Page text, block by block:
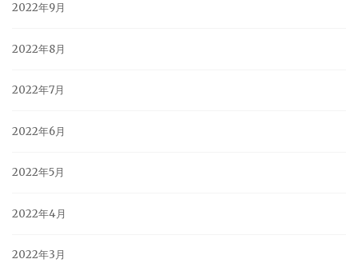
2022年9月
2022年8月
2022年7月
2022年6月
2022年5月
2022年4月
2022年3月